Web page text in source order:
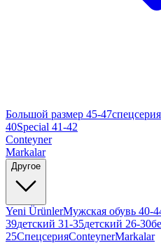
Большой размер 45-47
40Special 41-42
Conteyner
Markalar
Другое
Yeni ÜrünlerМужская обувь 40-
39детский 31-35детский 26-30
25СпецсерияConteynerMarkalar